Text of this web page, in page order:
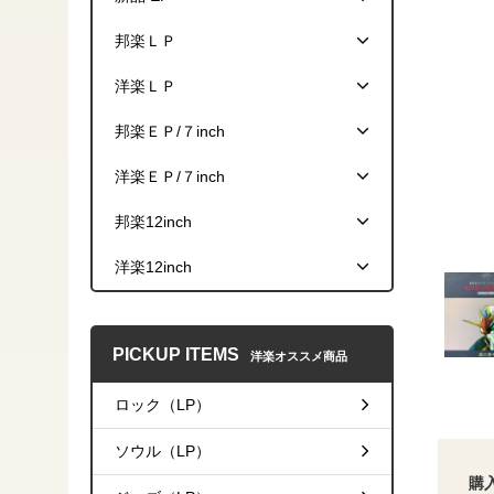
購
邦楽ＬＰ
洋楽ＬＰ
邦楽ＥＰ/７inch
洋楽ＥＰ/７inch
邦楽12inch
洋楽12inch
PICKUP ITEMS 洋楽オススメ商品
ロック（LP）
ソウル（LP）